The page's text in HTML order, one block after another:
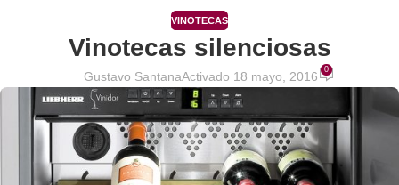
VINOTECAS
Vinotecas silenciosas
Gustavo SantanaActivado 18 mayo, 2016 0